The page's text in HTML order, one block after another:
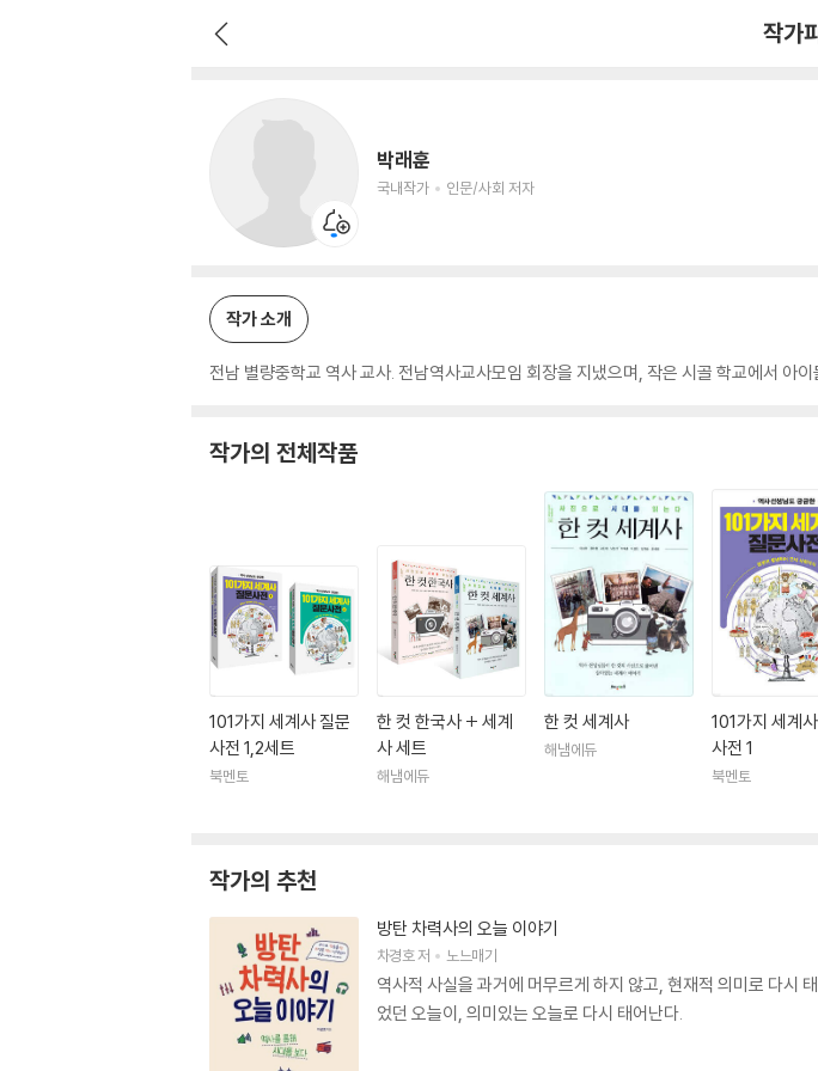
작가
박래훈
국내작가 인문/사회 저자
작가 소개
전남 별량중학교 역사 교사. 전남역사교사모임 회장을 지냈으며, 작은 시골 학교에서 아
작가의 전체작품
101가지 세계사 질문
사전 1,2세트
북멘토
한 컷 한국사 + 세계
사 세트
해냄에듀
한 컷 세계사
해냄에듀
101가지 세계
사전 1
북멘토
작가의 추천
방탄 차력사의 오늘 이야기
차경호저 노느매기
역사적 사실을 과거에 머무르게 하지 않고, 현재적 의미로 다시
었던 오늘이, 의미있는 오늘로 다시 태어난다.